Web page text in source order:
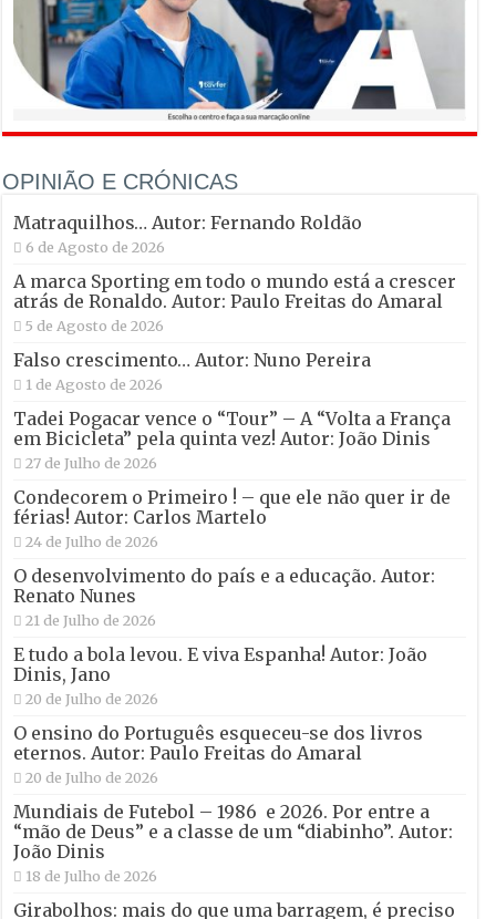
OPINIÃO E CRÓNICAS
Matraquilhos… Autor: Fernando Roldão
6 de Agosto de 2026
A marca Sporting em todo o mundo está a crescer
atrás de Ronaldo. Autor: Paulo Freitas do Amaral
5 de Agosto de 2026
Falso crescimento… Autor: Nuno Pereira
1 de Agosto de 2026
Tadei Pogacar vence o “Tour” – A “Volta a França
em Bicicleta” pela quinta vez! Autor: João Dinis
27 de Julho de 2026
Condecorem o Primeiro ! – que ele não quer ir de
férias! Autor: Carlos Martelo
24 de Julho de 2026
O desenvolvimento do país e a educação. Autor:
Renato Nunes
21 de Julho de 2026
E tudo a bola levou. E viva Espanha! Autor: João
Dinis, Jano
20 de Julho de 2026
O ensino do Português esqueceu-se dos livros
eternos. Autor: Paulo Freitas do Amaral
20 de Julho de 2026
Mundiais de Futebol – 1986 e 2026. Por entre a
“mão de Deus” e a classe de um “diabinho”. Autor:
João Dinis
18 de Julho de 2026
Girabolhos: mais do que uma barragem, é preciso